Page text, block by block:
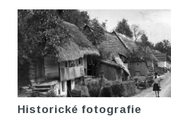
Historické fotografie